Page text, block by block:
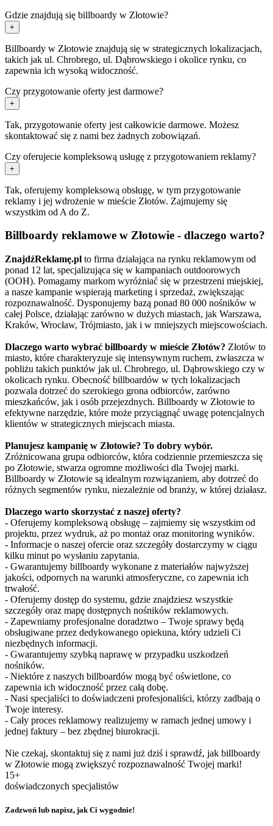
Gdzie znajdują się billboardy w Złotowie?
+
Billboardy w Złotowie znajdują się w strategicznych lokalizacjach,
takich jak ul. Chrobrego, ul. Dąbrowskiego i okolice rynku, co
zapewnia ich wysoką widoczność.
Czy przygotowanie oferty jest darmowe?
+
Tak, przygotowanie oferty jest całkowicie darmowe. Możesz
skontaktować się z nami bez żadnych zobowiązań.
Czy oferujecie kompleksową usługę z przygotowaniem reklamy?
+
Tak, oferujemy kompleksową obsługę, w tym przygotowanie
reklamy i jej wdrożenie w mieście Złotów. Zajmujemy się
wszystkim od A do Z.
Billboardy reklamowe w Złotowie - dlaczego warto?
ZnajdźReklamę.pl to firma działająca na rynku reklamowym od
ponad 12 lat, specjalizująca się w kampaniach outdoorowych
(OOH). Pomagamy markom wyróżniać się w przestrzeni miejskiej,
a nasze kampanie wspierają marketing i sprzedaż, zwiększając
rozpoznawalność. Dysponujemy bazą ponad 80 000 nośników w
całej Polsce, działając zarówno w dużych miastach, jak Warszawa,
Kraków, Wrocław, Trójmiasto, jak i w mniejszych miejscowościach.
Dlaczego warto wybrać billboardy w mieście Złotów? Złotów to
miasto, które charakteryzuje się intensywnym ruchem, zwłaszcza w
pobliżu takich punktów jak ul. Chrobrego, ul. Dąbrowskiego czy w
okolicach rynku. Obecność billboardów w tych lokalizacjach
pozwala dotrzeć do szerokiego grona odbiorców, zarówno
mieszkańców, jak i osób przejezdnych. Billboardy w Złotowie to
efektywne narzędzie, które może przyciągnąć uwagę potencjalnych
klientów w strategicznych miejscach miasta.
Planujesz kampanię w Złotowie? To dobry wybór.
Zróżnicowana grupa odbiorców, która codziennie przemieszcza się
po Złotowie, stwarza ogromne możliwości dla Twojej marki.
Billboardy w Złotowie są idealnym rozwiązaniem, aby dotrzeć do
różnych segmentów rynku, niezależnie od branży, w której działasz.
Dlaczego warto skorzystać z naszej oferty?
- Oferujemy kompleksową obsługę – zajmiemy się wszystkim od
projektu, przez wydruk, aż po montaż oraz monitoring wyników.
- Informacje o naszej ofercie oraz szczegóły dostarczymy w ciągu
kilku minut po wysłaniu zapytania.
- Gwarantujemy billboardy wykonane z materiałów najwyższej
jakości, odpornych na warunki atmosferyczne, co zapewnia ich
trwałość.
- Oferujemy dostęp do systemu, gdzie znajdziesz wszystkie
szczegóły oraz mapę dostępnych nośników reklamowych.
- Zapewniamy profesjonalne doradztwo – Twoje sprawy będą
obsługiwane przez dedykowanego opiekuna, który udzieli Ci
niezbędnych informacji.
- Gwarantujemy szybką naprawę w przypadku uszkodzeń
nośników.
- Niektóre z naszych billboardów mogą być oświetlone, co
zapewnia ich widoczność przez całą dobę.
- Nasi specjaliści to doświadczeni profesjonaliści, którzy zadbają o
Twoje interesy.
- Cały proces reklamowy realizujemy w ramach jednej umowy i
jednej faktury – bez zbędnej biurokracji.
Nie czekaj, skontaktuj się z nami już dziś i sprawdź, jak billboardy
w Złotowie mogą zwiększyć rozpoznawalność Twojej marki!
15+
doświadczonych specjalistów
Zadzwoń lub napisz, jak Ci wygodnie!